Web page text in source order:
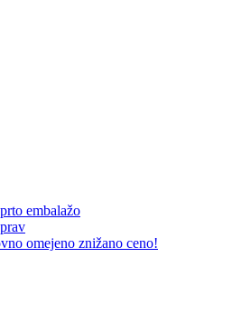
embalažo
omejeno znižano ceno!